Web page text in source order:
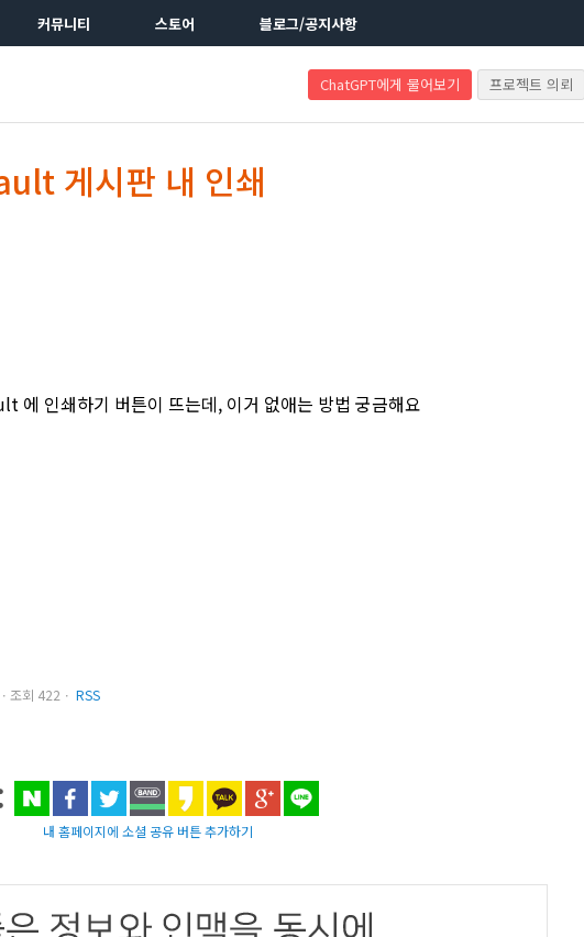
커뮤니티 스토어 블로그/공지사항
ChatGPT에게 물어보기 프로젝트 의뢰
게시판 내 인쇄
에 인쇄하기 버튼이 뜨는데, 이거 없애는 방법 궁금해요
회 422ㆍ RSS
내 홈페이지에 소셜 공유 버튼 추가하기